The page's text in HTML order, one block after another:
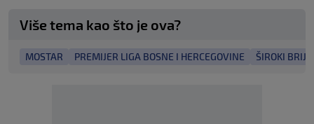
Više tema kao što je ova?
MOSTAR PREMIJER LIGA BOSNE I HERCEGOVINE ŠIROKI